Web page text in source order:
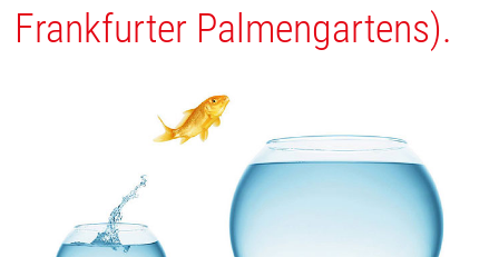
Frankfurter Palmengartens).